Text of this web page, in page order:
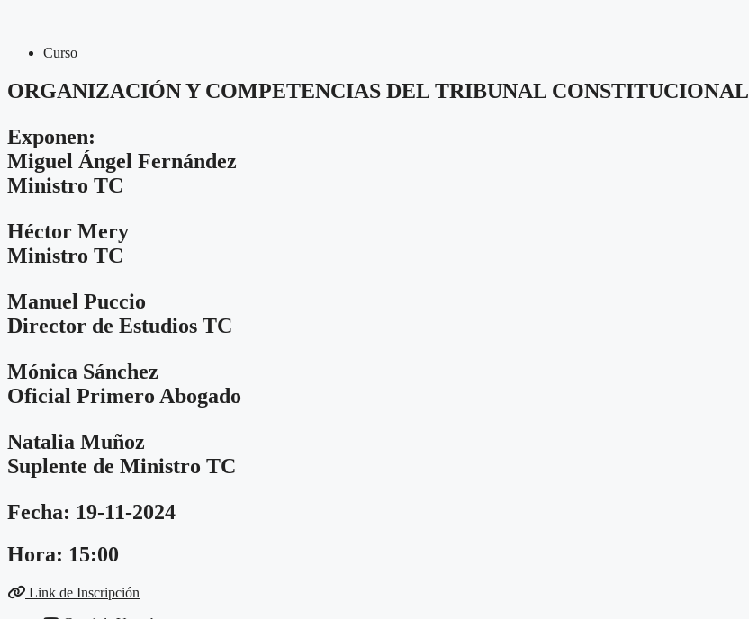
Curso
ORGANIZACIÓN Y COMPETENCIAS DEL TRIBUNAL CONSTITUCIONAL
Exponen:
Miguel Ángel Fernández
Ministro TC
Héctor Mery
Ministro TC
Manuel Puccio
Director de Estudios TC
Mónica Sánchez
Oficial Primero Abogado
Natalia Muñoz
Suplente de Ministro TC
Fecha: 19-11-2024
Hora: 15:00
Link de Inscripción